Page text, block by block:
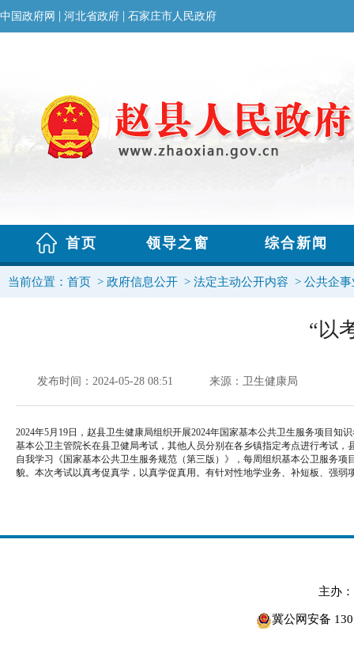
当前位置： 首页 > 政府信息公开 > 法定主动公开内容 > 公共企
“以
发布时间：2024-05-28 08:51 来源：卫生健康局
2024年5月19日，赵县卫生健康局组织开展2024年国家基本公共卫生服务项目
基本公卫主管院长在县卫健局考试，其他人员分别在各乡镇指定考点进行考试
自我学习《国家基本公共卫生服务规范（第三版）》，每周组织基本公卫服务
貌。本次考试以真考促真学，以真学促真用。有针对性地学业务、补短板、强